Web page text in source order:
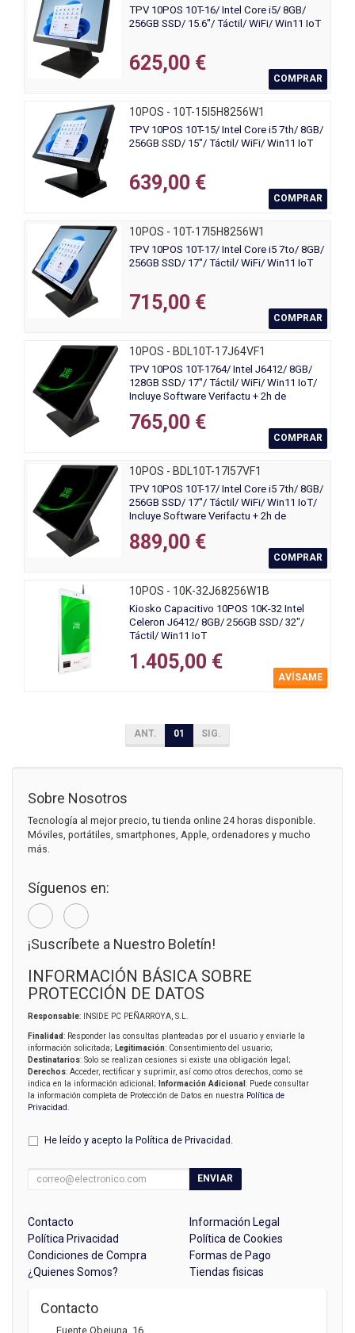
TPV 10POS 10T-16/ Intel Core i5/ 8GB/
256GB SSD/ 15.6"/ Táctil/ WiFi/ Win11 IoT
625,00 €
COMPRAR
10POS - 10T-15I5H8256W1
TPV 10POS 10T-15/ Intel Core i5 7th/ 8GB/
256GB SSD/ 15"/ Táctil/ WiFi/ Win11 IoT
639,00 €
COMPRAR
10POS - 10T-17I5H8256W1
TPV 10POS 10T-17/ Intel Core i5 7to/ 8GB/
256GB SSD/ 17"/ Táctil/ WiFi/ Win11 IoT
715,00 €
COMPRAR
10POS - BDL10T-17J64VF1
TPV 10POS 10T-1764/ Intel J6412/ 8GB/
128GB SSD/ 17"/ Táctil/ WiFi/ Win11 IoT/
Incluye Software Verifactu + 2h de
765,00 €
COMPRAR
10POS - BDL10T-17I57VF1
TPV 10POS 10T-17/ Intel Core i5 7th/ 8GB/
256GB SSD/ 17"/ Táctil/ WiFi/ Win11 IoT/
Incluye Software Verifactu + 2h de
889,00 €
COMPRAR
10POS - 10K-32J68256W1B
Kiosko Capacitivo 10POS 10K-32 Intel
Celeron J6412/ 8GB/ 256GB SSD/ 32"/
Táctil/ Win11 IoT
1.405,00 €
AVÍSAME
ANT. 01 SIG.
Sobre Nosotros
Tecnología al mejor precio, tu tienda online 24 horas disponible.
Móviles, portátiles, smartphones, Apple, ordenadores y mucho
más.
Síguenos en:
¡Suscríbete a Nuestro Boletín!
INFORMACIÓN BÁSICA SOBRE
PROTECCIÓN DE DATOS
Responsable: INSIDE PC PEÑARROYA, S.L.
Finalidad: Responder las consultas planteadas por el usuario y enviarle la
información solicitada; Legitimación: Consentimiento del usuario;
Destinatarios: Solo se realizan cesiones si existe una obligación legal;
Derechos: Acceder, rectificar y suprimir, así como otros derechos, como se
indica en la información adicional;
Información Adicional : Puede consultar
la información completa de Protección de Datos en nuestra Política de
Privacidad.
He leído y acepto la Política de Privacidad .
ENVIAR
Contacto
Información Legal
Política Privacidad
Política de Cookies
Condiciones de Compra
Formas de Pago
¿Quienes Somos?
Tiendas fisicas
Contacto
Fuente Obejuna, 16